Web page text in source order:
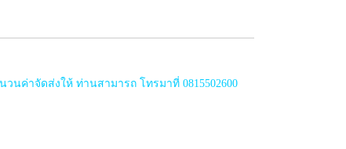
นค่าจัดส่งให้ ท่านสามารถ โทรมาที่ 0815502600